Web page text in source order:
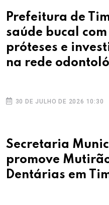
Prefeitura de
saúde bucal
próteses e
na rede
30 DE JULHO DE 2026 10:30
Secretaria
promove
Dentárias em